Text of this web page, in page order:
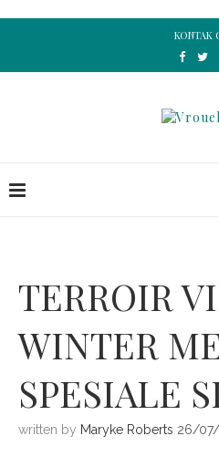
KONTAK
TERROIR
WINTER
SPESIALE
written by Maryke Roberts 26/